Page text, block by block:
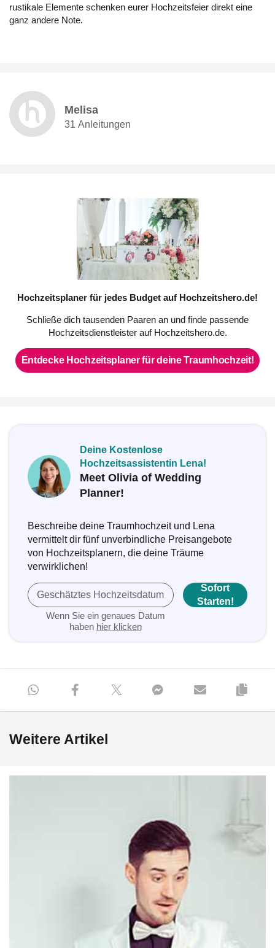
rustikale Elemente schenken eurer Hochzeitsfeier direkt eine
ganz andere Note.
Melisa
31 Anleitungen
Hochzeitsplaner für jedes Budget auf Hochzeitshero.de!
Schließe dich tausenden Paaren an und finde passende
Hochzeitsdienstleister auf Hochzeitshero.de.
Entdecke Hochzeitsplaner für deine Traumhochzeit!
Deine Kostenlose
Hochzeitsassistentin Lena!
Meet Olivia of Wedding
Planner!
Beschreibe deine Traumhochzeit und Lena
vermittelt dir fünf unverbindliche Preisangebote
von Hochzeitsplanern, die deine Träume
verwirklichen!
Geschätztes Hochzeitsdatum
Wenn Sie ein genaues Datum
haben hier klicken
Sofort
Starten!
Weitere Artikel